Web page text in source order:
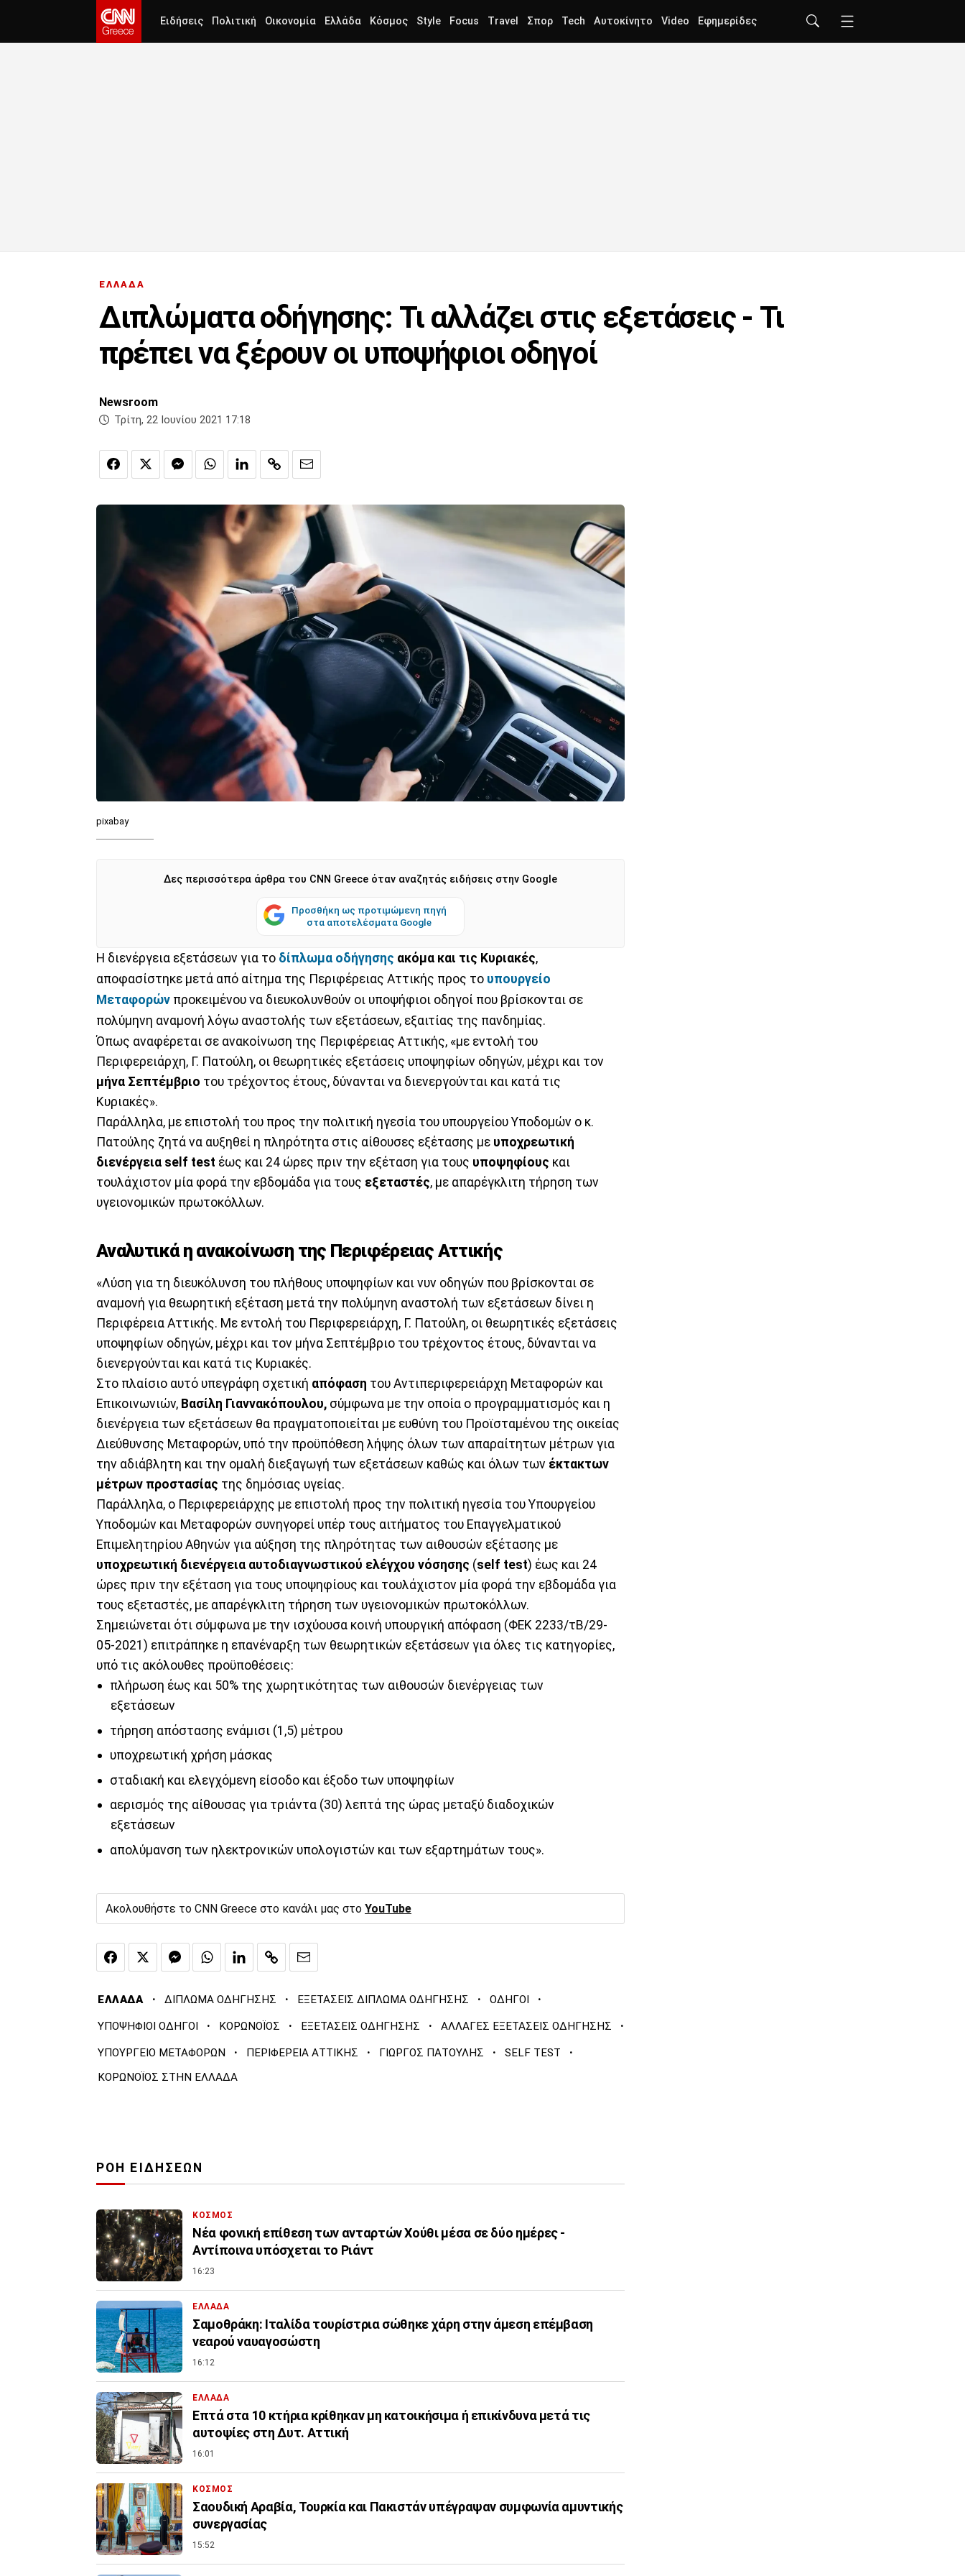
Ειδήσεις Πολιτική Οικονομία Ελλάδα Κόσμος Style Focus Travel Σπορ Tech Αυτοκίνητο Video Εφημερίδες
ΕΛΛΑΔΑ
Διπλώματα οδήγησης: Τι αλλάζει στις εξετάσεις - Τι
πρέπει να ξέρουν οι υποψήφιοι οδηγοί
Newsroom
Τρίτη, 22 Ιουνίου 2021 17:18
pixabay
Δες περισσότερα άρθρα του CNN Greece όταν αναζητάς ειδήσεις στην Google
Προσθήκη ως προτιμώμενη πηγή
στα αποτελέσματα Google
Η διενέργεια εξετάσεων για το δίπλωμα οδήγησης ακόμα και τις Κυριακές,
αποφασίστηκε μετά από αίτημα της Περιφέρειας Αττικής προς το υπουργείο
Μεταφορών προκειμένου να διευκολυνθούν οι υποψήφιοι οδηγοί που βρίσκονται σε
πολύμηνη αναμονή λόγω αναστολής των εξετάσεων, εξαιτίας της πανδημίας.
Όπως αναφέρεται σε ανακοίνωση της Περιφέρειας Αττικής, «με εντολή του
Περιφερειάρχη, Γ. Πατούλη, οι θεωρητικές εξετάσεις υποψηφίων οδηγών, μέχρι και τον
μήνα Σεπτέμβριο του τρέχοντος έτους, δύνανται να διενεργούνται και κατά τις
Κυριακές».
Παράλληλα, με επιστολή του προς την πολιτική ηγεσία του υπουργείου Υποδομών ο κ.
Πατούλης ζητά να αυξηθεί η πληρότητα στις αίθουσες εξέτασης με υποχρεωτική
διενέργεια self test έως και 24 ώρες πριν την εξέταση για τους υποψηφίους και
τουλάχιστον μία φορά την εβδομάδα για τους εξεταστές, με απαρέγκλιτη τήρηση των
υγειονομικών πρωτοκόλλων.
Αναλυτικά η ανακοίνωση της Περιφέρειας Αττικής
«Λύση για τη διευκόλυνση του πλήθους υποψηφίων και νυν οδηγών που βρίσκονται σε
αναμονή για θεωρητική εξέταση μετά την πολύμηνη αναστολή των εξετάσεων δίνει η
Περιφέρεια Αττικής. Με εντολή του Περιφερειάρχη, Γ. Πατούλη, οι θεωρητικές εξετάσεις
υποψηφίων οδηγών, μέχρι και τον μήνα Σεπτέμβριο του τρέχοντος έτους, δύνανται να
διενεργούνται και κατά τις Κυριακές.
Στο πλαίσιο αυτό υπεγράφη σχετική απόφαση του Αντιπεριφερειάρχη Μεταφορών και
Επικοινωνιών, Βασίλη Γιαννακόπουλου, σύμφωνα με την οποία ο προγραμματισμός και η
διενέργεια των εξετάσεων θα πραγματοποιείται με ευθύνη του Προϊσταμένου της οικείας
Διεύθυνσης Μεταφορών, υπό την προϋπόθεση λήψης όλων των απαραίτητων μέτρων για
την αδιάβλητη και την ομαλή διεξαγωγή των εξετάσεων καθώς και όλων των έκτακτων
μέτρων προστασίας της δημόσιας υγείας.
Παράλληλα, ο Περιφερειάρχης με επιστολή προς την πολιτική ηγεσία του Υπουργείου
Υποδομών και Μεταφορών συνηγορεί υπέρ τους αιτήματος του Επαγγελματικού
Επιμελητηρίου Αθηνών για αύξηση της πληρότητας των αιθουσών εξέτασης με
υποχρεωτική διενέργεια αυτοδιαγνωστικού ελέγχου νόσησης (self test) έως και 24
ώρες πριν την εξέταση για τους υποψηφίους και τουλάχιστον μία φορά την εβδομάδα για
τους εξεταστές, με απαρέγκλιτη τήρηση των υγειονομικών πρωτοκόλλων.
Σημειώνεται ότι σύμφωνα με την ισχύουσα κοινή υπουργική απόφαση (ΦΕΚ 2233/τΒ/29-
05-2021) επιτράπηκε η επανέναρξη των θεωρητικών εξετάσεων για όλες τις κατηγορίες,
υπό τις ακόλουθες προϋποθέσεις:
πλήρωση έως και 50% της χωρητικότητας των αιθουσών διενέργειας των
εξετάσεων
τήρηση απόστασης ενάμισι (1,5) μέτρου
υποχρεωτική χρήση μάσκας
σταδιακή και ελεγχόμενη είσοδο και έξοδο των υποψηφίων
αερισμός της αίθουσας για τριάντα (30) λεπτά της ώρας μεταξύ διαδοχικών
εξετάσεων
απολύμανση των ηλεκτρονικών υπολογιστών και των εξαρτημάτων τους».
Ακολουθήστε το CNN Greece στο κανάλι μας στο YouTube
ΕΛΛΑΔΑ · ΔΙΠΛΩΜΑ ΟΔΗΓΗΣΗΣ · ΕΞΕΤΑΣΕΙΣ ΔΙΠΛΩΜΑ ΟΔΗΓΗΣΗΣ · ΟΔΗΓΟΙ ·
ΥΠΟΨΗΦΙΟΙ ΟΔΗΓΟΙ · ΚΟΡΩΝΟΪΟΣ · ΕΞΕΤΑΣΕΙΣ ΟΔΗΓΗΣΗΣ · ΑΛΛΑΓΕΣ ΕΞΕΤΑΣΕΙΣ ΟΔΗΓΗΣΗΣ ·
ΥΠΟΥΡΓΕΙΟ ΜΕΤΑΦΟΡΩΝ · ΠΕΡΙΦΕΡΕΙΑ ΑΤΤΙΚΗΣ · ΓΙΩΡΓΟΣ ΠΑΤΟΥΛΗΣ · SELF TEST ·
ΚΟΡΩΝΟΪΟΣ ΣΤΗΝ ΕΛΛΑΔΑ
ΡΟΗ ΕΙΔΗΣΕΩΝ
ΚΟΣΜΟΣ
Νέα φονική επίθεση των ανταρτών Χούθι μέσα σε δύο ημέρες -
Αντίποινα υπόσχεται το Ριάντ
16:23
ΕΛΛΑΔΑ
Σαμοθράκη: Ιταλίδα τουρίστρια σώθηκε χάρη στην άμεση επέμβαση
νεαρού ναυαγοσώστη
16:12
ΕΛΛΑΔΑ
Επτά στα 10 κτήρια κρίθηκαν μη κατοικήσιμα ή επικίνδυνα μετά τις
αυτοψίες στη Δυτ. Αττική
16:01
ΚΟΣΜΟΣ
Σαουδική Αραβία, Τουρκία και Πακιστάν υπέγραψαν συμφωνία αμυντικής
συνεργασίας
15:52